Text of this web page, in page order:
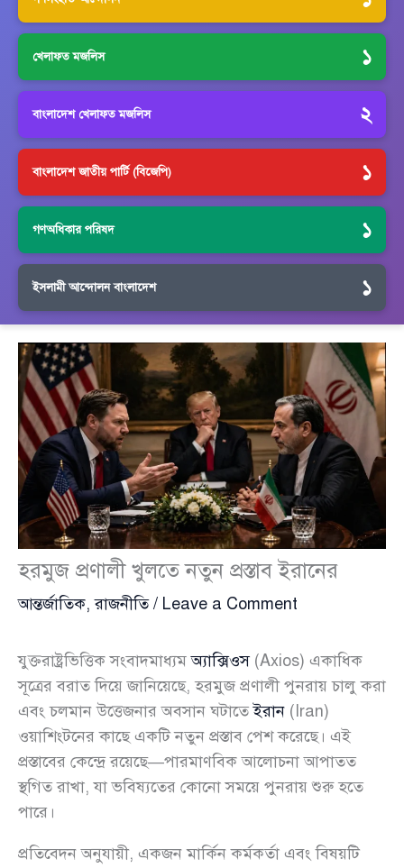
খেলাফত মজলিস ১
বাংলাদেশ খেলাফত মজলিস ২
বাংলাদেশ জাতীয় পার্টি (বিজেপি) ১
গণঅধিকার পরিষদ ১
ইসলামী আন্দোলন বাংলাদেশ ১
হরমুজ প্রণালী খুলতে নতুন প্রস্তাব ইরানের
আন্তর্জাতিক,রাজনীতি/ Leave a Comment
যুক্তরাষ্ট্রভিত্তিক সংবাদমাধ্যমঅ্যাক্সিওস(Axios) একাধিক
সূত্রের বরাত দিয়ে জানিয়েছে, হরমুজ প্রণালী পুনরায় চালু করা
এবং চলমান উত্তেজনার অবসান ঘটাতেইরান (Iran)
ওয়াশিংটনের কাছে একটি নতুন প্রস্তাব পেশ করেছে। এই
প্রস্তাবের কেন্দ্রে রয়েছে—পারমাণবিক আলোচনা আপাতত
স্থগিত রাখা, যা ভবিষ্যতের কোনো সময়ে পুনরায় শুরু হতে
পারে।
প্রতিবেদন অনুযায়ী, একজন মার্কিন কর্মকর্তা এবং বিষয়টি